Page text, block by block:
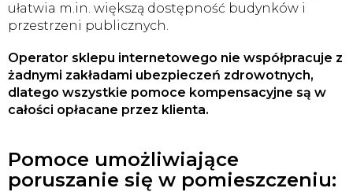
ułatwia m.in. większą dostępność budynków i
przestrzeni publicznych.
Operator sklepu internetowego nie współpracuje z
żadnymi zakładami ubezpieczeń zdrowotnych,
dlatego wszystkie pomoce kompensacyjne są w
całości opłacane przez klienta.
Pomoce umożliwiające
poruszanie się w pomieszczeniu: